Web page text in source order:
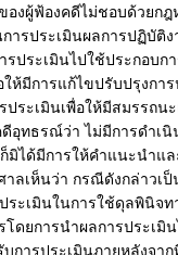
งผู้ฟ้องคดีไม่ชอบด้วยกฎ
ารประเมินผลการปฏิบัติ
ประเมินไปใช้ประกอบก
ให้มีการแก้ไขปรับปรุงกา
ระเมินเพื่อให้มีสมรรถน
อุทธรณ์ว่า ไม่มีการดำเนิ
มิได้มีการให้คำแนะนำแ
าลเห็นว่า กรณีดังกล่าวเ
ะเมินในการใช้ดุลพินิจท
โดยการนำผลการประเมิ
การประเมินภายหลังจาก